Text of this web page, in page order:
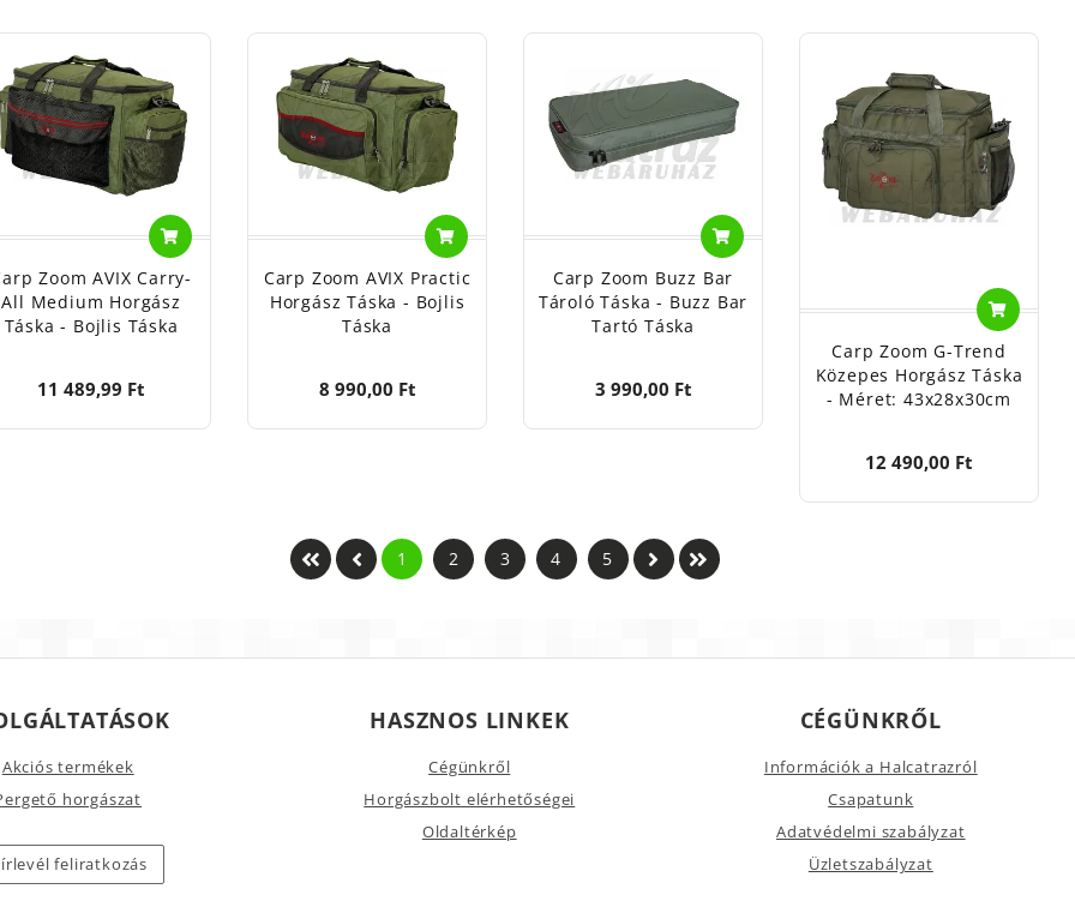
Zoom AVIX Carry-
All Medium Horgász
Táska - Bojlis Táska
11 489,99 Ft
Carp Zoom AVIX Practic
Horgász Táska - Bojlis
Táska
8 990,00 Ft
Carp Zoom Buzz Bar
Tároló Táska - Buzz Bar
Tartó Táska
3 990,00 Ft
Carp Zoom G-Trend
Közepes Horgász Táska
- Méret: 43x28x30cm
12 490,00 Ft
1 2 3 4 5
Akciós termékek
horgászat
feliratkozás
HASZNOS LINKEK
Cégünkről
Horgászbolt elérhetőségei
Oldaltérkép
CÉGÜNKRŐL
Információk a Halcatrazról
Csapatunk
Adatvédelmi szabályzat
Üzletszabályzat